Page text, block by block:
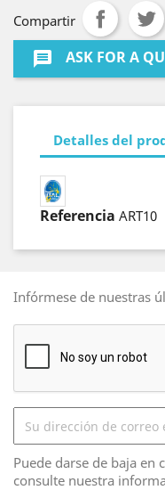
Compartir
message ASK FOR A
Detalles del
Referencia ART10
Infórmese de nuestras
Puede darse de baja en
consulte nuestra